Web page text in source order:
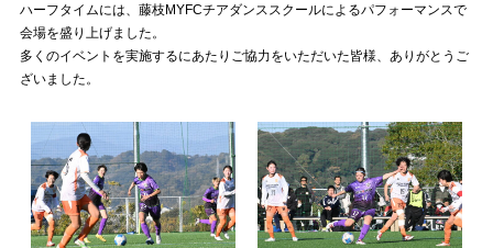
ハーフタイムには、藤枝MYFCチアダンススクールによるパフォーマンスで
会場を盛り上げました。
多くのイベントを実施するにあたりご協力をいただいた皆様、ありがとうご
ざいました。